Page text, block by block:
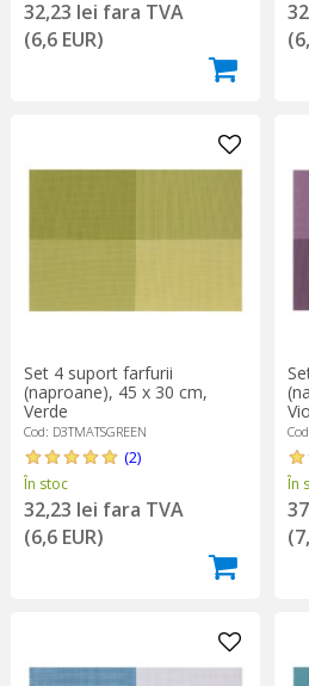
32,23 lei fara TVA
(6,6 EUR)
Set 4 suport farfurii
(naproane), 45 x 30 cm,
Verde
Cod: D3TMATSGREEN
(2)
În stoc
32,23 lei fara TVA
(6,6 EUR)
În